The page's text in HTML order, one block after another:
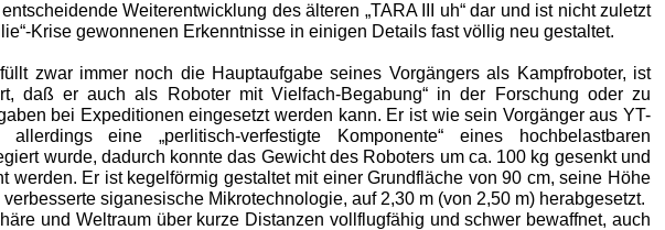
Weiterentwicklung des älteren „TARA III uh“ dar und ist nicht zuletzt
Krise gewonnenen Erkenntnisse in einigen Details fast völlig neu gestaltet.
zwar immer noch die Hauptaufgabe seines Vorgängers als Kampfroboter, ist
daß er auch als Roboter mit Vielfach-Begabung“ in der Forschung oder zu
bei Expeditionen ein­gesetzt werden kann. Er ist wie sein Vorgänger aus YT-
eine „perlitisch-verfestigte Komponente“ eines hochbelastbaren
wurde, dadurch konnte das Gewicht des Roboters um ca. 100 kg gesenkt und
werden. Er ist kegelförmig gestaltet mit einer Grundfläche von 90 cm, seine Höhe
siganesische Mikrotechnologie, auf 2,30 m (von 2,50 m) herabgesetzt.
und Weltraum über kurze Distanzen vollflugfähig und schwer bewaffnet, auch